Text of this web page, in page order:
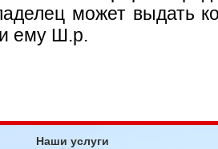
может выдать
ему Ш.р.
Наши услуги